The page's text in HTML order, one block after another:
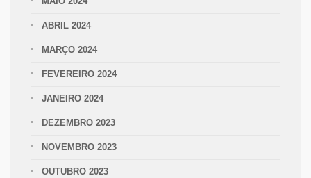
ABRIL 2024
MARÇO 2024
FEVEREIRO 2024
JANEIRO 2024
DEZEMBRO 2023
NOVEMBRO 2023
OUTUBRO 2023